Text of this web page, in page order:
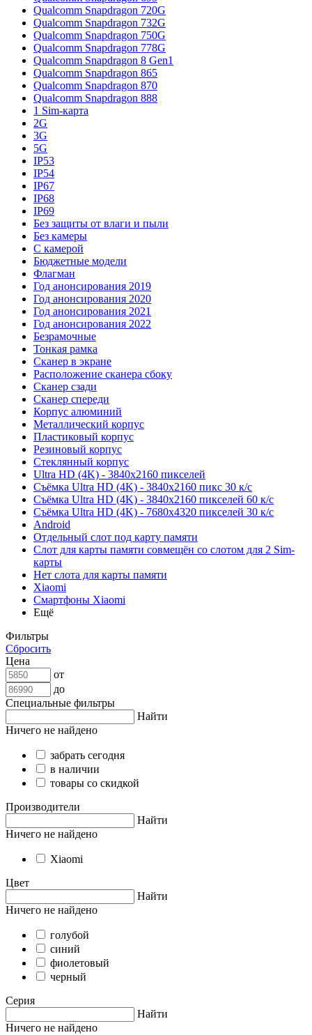
Qualcomm Snapdragon 720G
Qualcomm Snapdragon 732G
Qualcomm Snapdragon 750G
Qualcomm Snapdragon 778G
Qualcomm Snapdragon 8 Gen1
Qualcomm Snapdragon 865
Qualcomm Snapdragon 870
Qualcomm Snapdragon 888
1 Sim-карта
2G
3G
5G
IP53
IP54
IP67
IP68
IP69
Без защиты от влаги и пыли
Без камеры
С камерой
Бюджетные модели
Флагман
Год анонсирования 2019
Год анонсирования 2020
Год анонсирования 2021
Год анонсирования 2022
Безрамочные
Тонкая рамка
Сканер в экране
Расположение сканера сбоку
Сканер сзади
Сканер спереди
Корпус алюминий
Металлический корпус
Пластиковый корпус
Резиновый корпус
Стеклянный корпус
Ultra HD (4K) - 3840x2160 пикселей
Съёмка Ultra HD (4K) - 3840x2160 пикс 30 к/с
Съёмка Ultra HD (4K) - 3840x2160 пикселей 60 к/с
Съёмка Ultra HD (4K) - 7680x4320 пикселей 30 к/с
Android
Отдельный слот под карту памяти
Слот для карты памяти совмещён со слотом для 2 Sim-
карты
Нет слота для карты памяти
Xiaomi
Смартфоны Xiaomi
Ещё
Фильтры
Сбросить
Цена
от
до
Специальные фильтры
Найти
Ничего не найдено
забрать сегодня
в наличии
товары со скидкой
Производители
Найти
Ничего не найдено
Xiaomi
Цвет
Найти
Ничего не найдено
голубой
синий
фиолетовый
черный
Серия
Найти
Ничего не найдено